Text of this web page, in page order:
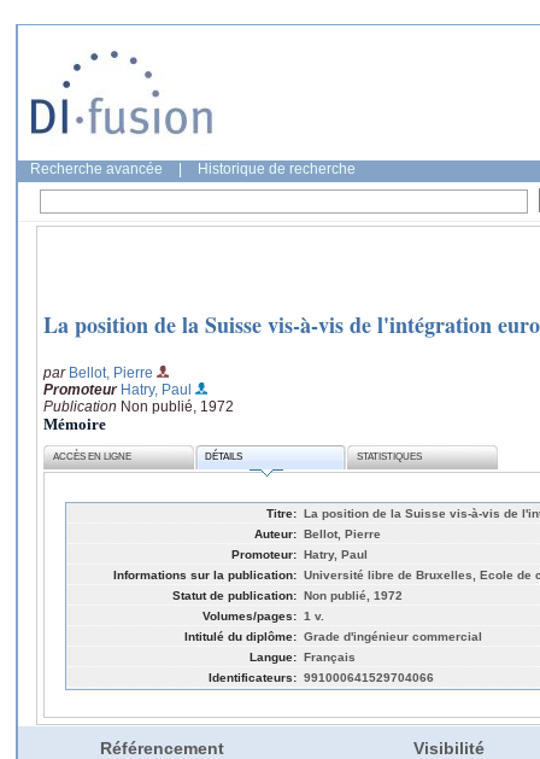
Recherche avancée Historique de recherche
La position de la Suisse vis-à-vis de l'intégration
par Bellot, Pierre
Promoteur Hatry, Paul
Publication Non publié, 1972
Mémoire
ACCÈS EN LIGNE DÉTAILS STATISTIQUES
Titre: La position de la Suisse vis-à-vis de
Auteur: Bellot, Pierre
Promoteur: Hatry, Paul
Informations sur la publication: Université libre de Bruxelles, Ecole de
Statut de publication: Non publié, 1972
Volumes/pages: 1 v.
Intitulé du diplôme: Grade d'ingénieur commercial
Langue: Français
Identificateurs: 991000641529704066
Référencement Visibilité